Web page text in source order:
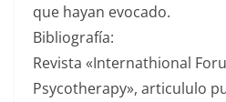
que hayan evocado.
Bibliografía:
Revista «Internathional
Psycotherapy», articululo